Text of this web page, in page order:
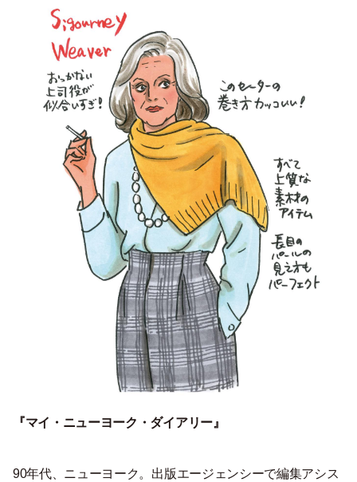
『マイ・ニューヨーク・ダイアリー』
90年代、ニューヨーク。出版エージェンシーで編集アシス